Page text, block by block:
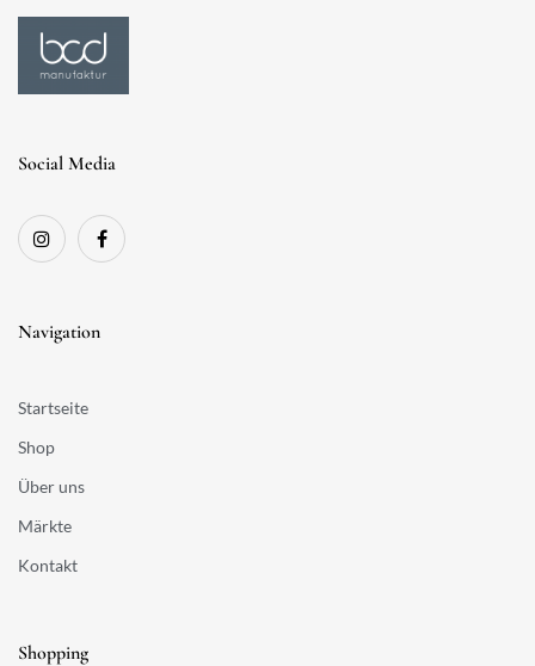
Social Media
Navigation
Startseite
Shop
Über uns
Märkte
Kontakt
Shopping